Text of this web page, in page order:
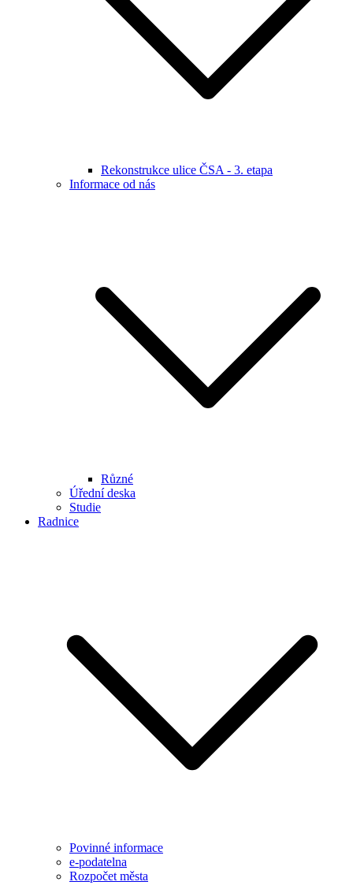
Rekonstrukce ulice ČSA - 3. etapa
Informace od nás
Různé
Úřední deska
Studie
Radnice
Povinné informace
e-podatelna
Rozpočet města